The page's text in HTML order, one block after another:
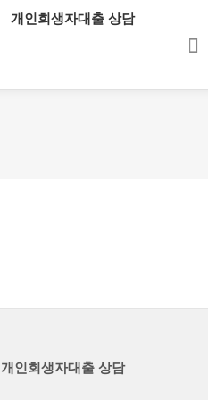
개인회생자대출 상담
개인회생자대출 상담